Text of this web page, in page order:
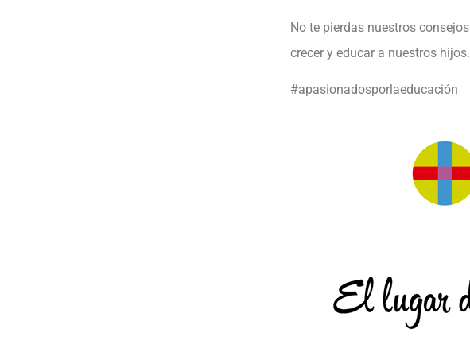
No te pierdas nuestros consejos
crecer y educar a nuestros hijos.
#apasionadosporlaeducación